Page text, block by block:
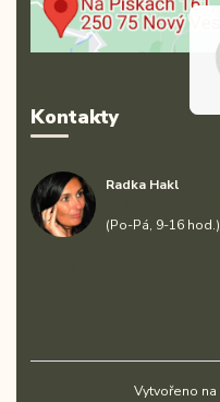
Kontakty
Radka Hakl
(Po-Pá, 9-16 hod.)
Vytvořeno na